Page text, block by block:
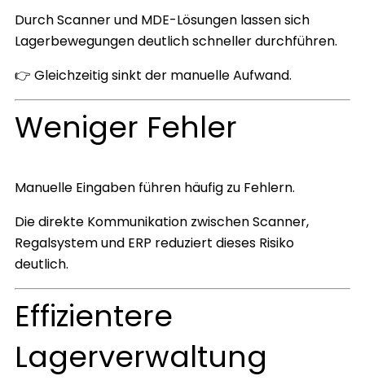
Durch Scanner und MDE-Lösungen lassen sich
Lagerbewegungen deutlich schneller durchführen.
👉 Gleichzeitig sinkt der manuelle Aufwand.
Weniger Fehler
Manuelle Eingaben führen häufig zu Fehlern.
Die direkte Kommunikation zwischen Scanner,
Regalsystem und ERP reduziert dieses Risiko
deutlich.
Effizientere
Lagerverwaltung